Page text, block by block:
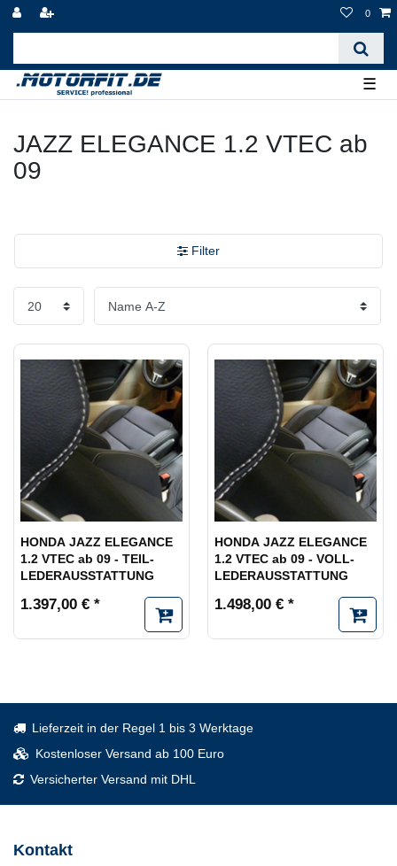
0
☰
JAZZ ELEGANCE 1.2 VTEC ab
09
Filter
HONDA JAZZ ELEGANCE
1.2 VTEC ab 09 - TEIL-
LEDERAUSSTATTUNG
1.397,00 € *
HONDA JAZZ ELEGANCE
1.2 VTEC ab 09 - VOLL-
LEDERAUSSTATTUNG
1.498,00 € *
Lieferzeit in der Regel 1 bis 3 Werktage
Kostenloser Versand ab 100 Euro
Versicherter Versand mit DHL
Kontakt